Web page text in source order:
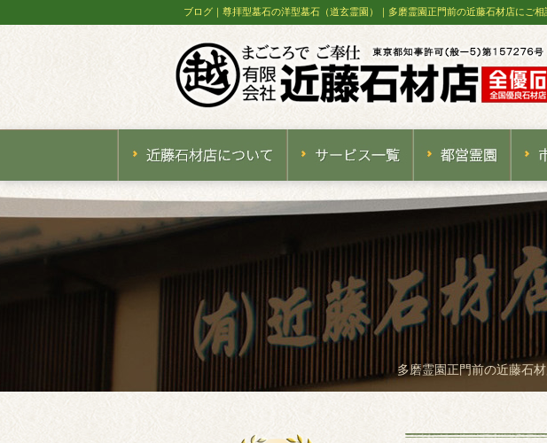
ブログ｜尊拝型墓石の洋型墓石（道玄霊園）｜多磨霊園正門前の近藤石材店にご相
多磨霊園正門前の近藤石